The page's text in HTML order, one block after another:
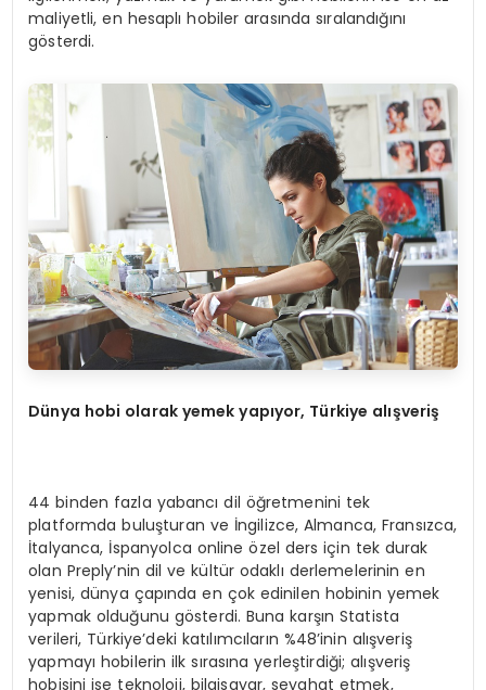
maliyetli, en hesaplı hobiler arasında sıralandığını
gösterdi.
Dünya hobi olarak yemek yapıyor, Türkiye alışveriş
44 binden fazla yabancı dil öğretmenini tek
platformda buluşturan ve İngilizce, Almanca, Fransızca,
İtalyanca, İspanyolca online özel ders için tek durak
olan Preply’nin dil ve kültür odaklı derlemelerinin en
yenisi, dünya çapında en çok edinilen hobinin yemek
yapmak olduğunu gösterdi. Buna karşın Statista
verileri, Türkiye’deki katılımcıların %48’inin alışveriş
yapmayı hobilerin ilk sırasına yerleştirdiği; alışveriş
hobisini ise teknoloji, bilgisayar, seyahat etmek,